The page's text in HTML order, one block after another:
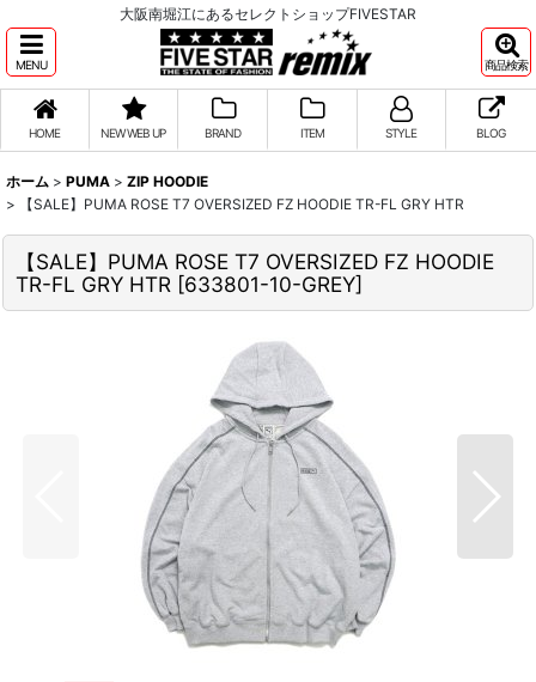
大阪南堀江にあるセレクトショップFIVESTAR
MENU 商品検索
HOME NEW WEB UP BRAND ITEM STYLE BLOG
ホーム > PUMA > ZIP HOODIE
>
【SALE】PUMA ROSE T7 OVERSIZED FZ HOODIE TR-FL GRY HTR
【SALE】PUMA ROSE T7 OVERSIZED FZ HOODIE
TR-FL GRY HTR [633801-10-GREY]